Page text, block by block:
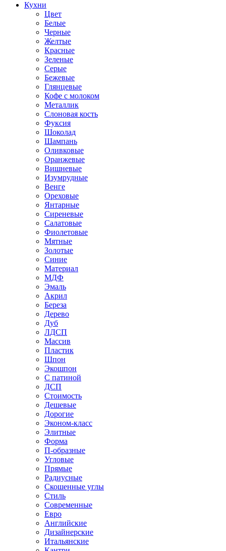
Кухни
Цвет
Белые
Черные
Желтые
Красные
Зеленые
Серые
Бежевые
Глянцевые
Кофе с молоком
Металлик
Слоновая кость
Фуксия
Шоколад
Шампань
Оливковые
Оранжевые
Вишневые
Изумрудные
Венге
Ореховые
Янтарные
Сиреневые
Салатовые
Фиолетовые
Мятные
Золотые
Синие
Материал
МДФ
Эмаль
Акрил
Береза
Дерево
Дуб
ЛДСП
Массив
Пластик
Шпон
Экошпон
С патиной
ДСП
Стоимость
Дешевые
Дорогие
Эконом-класс
Элитные
Форма
П-образные
Угловые
Прямые
Радиусные
Скошенные углы
Стиль
Современные
Евро
Английские
Дизайнерские
Итальянские